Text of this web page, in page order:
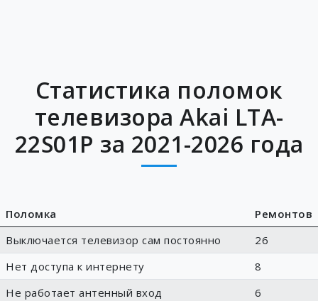
Статистика поломок
телевизора Akai LTA-
22S01P за 2021-2026 года
Поломка
Ремонтов
Выключается телевизор сам постоянно
26
Нет доступа к интернету
8
Не работает антенный вход
6